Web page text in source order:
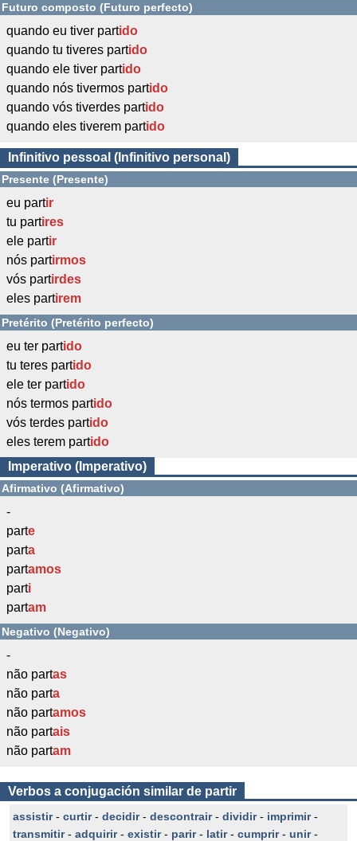
Futuro composto (Futuro perfecto)
quando eu tiver partido
quando tu tiveres partido
quando ele tiver partido
quando nós tivermos partido
quando vós tiverdes partido
quando eles tiverem partido
Infinitivo pessoal (Infinitivo personal)
Presente (Presente)
eu partir
tu partires
ele partir
nós partirmos
vós partirdes
eles partirem
Pretérito (Pretérito perfecto)
eu ter partido
tu teres partido
ele ter partido
nós termos partido
vós terdes partido
eles terem partido
Imperativo (Imperativo)
Afirmativo (Afirmativo)
-
parte
parta
partamos
parti
partam
Negativo (Negativo)
-
não partas
não parta
não partamos
não partais
não partam
Verbos a conjugación similar de partir
assistir- curtir- decidir- descontrair- dividir- imprimir-
transmitir- adquirir- existir- parir- latir- cumprir- unir-